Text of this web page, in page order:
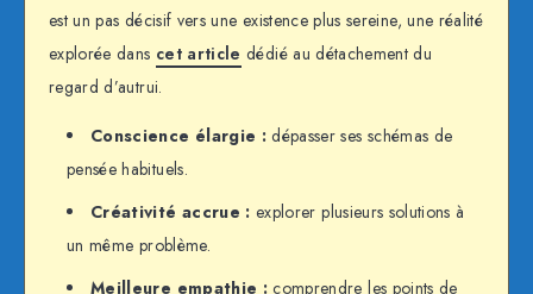
est un pas décisif vers une existence plus sereine, une réalité
explorée dans cet article dédié au détachement du
regard d’autrui.
Conscience élargie : dépasser ses schémas de
pensée habituels.
Créativité accrue : explorer plusieurs solutions à
un même problème.
Meilleure empathie : comprendre les points de